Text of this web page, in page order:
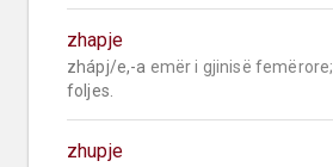
zhapje
zhápj/e,-a emër i gjinisë femërore;
foljes.
zhupje